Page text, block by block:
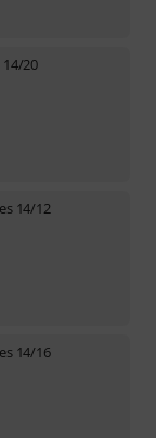
14/20
14/12
14/16